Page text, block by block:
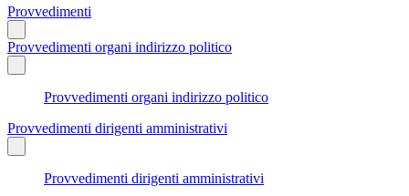
Provvedimenti
Provvedimenti organi indirizzo politico
Provvedimenti organi indirizzo politico
Provvedimenti dirigenti amministrativi
Provvedimenti dirigenti amministrativi